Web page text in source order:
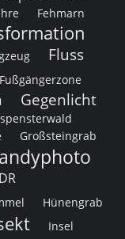
Fehmarn
Fluss
Fußgängerzone
Gegenlicht
Großsteingrab
Hünengrab
Insel